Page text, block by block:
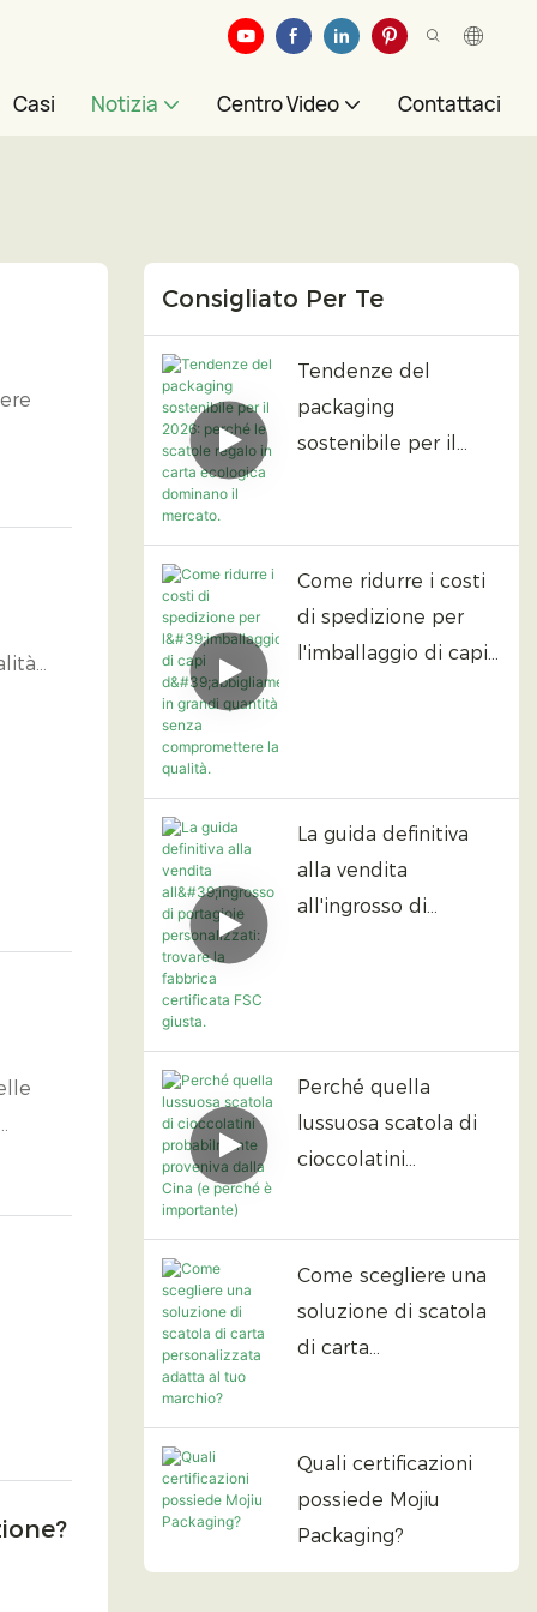
Casi Notizia Centro Video Contattaci
Consigliato Per Te
Tendenze del
packaging
sostenibile per il
carta ecologica
dominano il mercato.
Come ridurre i costi
di spedizione per
l'imballaggio di capi
compromettere la
qualità.
La guida definitiva
alla vendita
all'ingrosso di
certificata FSC giusta.
Perché quella
lussuosa scatola di
cioccolatini
(e perché è
importante)
Come scegliere una
soluzione di scatola
di carta
marchio?
Quali certificazioni
possiede Mojiu
Packaging?